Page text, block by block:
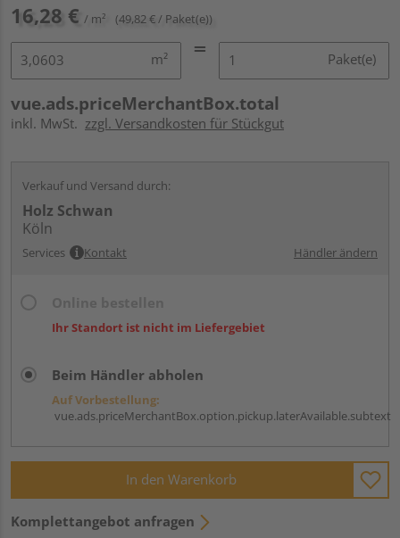
16,28 € / m² (49,82 € / Paket(e))
m² Paket(e)
vue.ads.priceMerchantBox.total
inkl. MwSt. zzgl. Versandkosten für Stückgut
Verkauf und Versand durch:
Holz Schwan
Köln
Services Kontakt Händler ändern
Ihr Standort ist nicht im Liefergebiet
Beim Händler abholen
Auf Vorbestellung:
vue.ads.priceMerchantBox.option.pickup.laterAvailable.subtext
In den Warenkorb
Komplettangebot anfragen